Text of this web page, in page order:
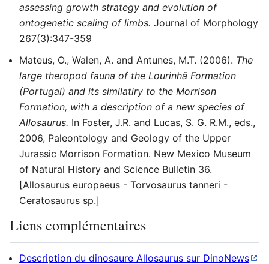
assessing growth strategy and evolution of
ontogenetic scaling of limbs. Journal of Morphology
267(3):347-359
Mateus, O., Walen, A. and Antunes, M.T. (2006). The
large theropod fauna of the Lourinhã Formation
(Portugal) and its similatiry to the Morrison
Formation, with a description of a new species of
Allosaurus. In Foster, J.R. and Lucas, S. G. R.M., eds.,
2006, Paleontology and Geology of the Upper
Jurassic Morrison Formation. New Mexico Museum
of Natural History and Science Bulletin 36.
[Allosaurus europaeus - Torvosaurus tanneri -
Ceratosaurus sp.]
Liens complémentaires
Description du dinosaure Allosaurus sur DinoNews